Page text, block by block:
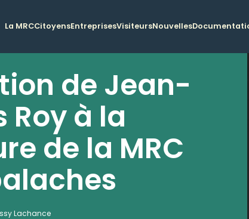
La MRCCitoyensEntreprisesVisiteursNouvelles
de Jean-
Roy à la
de la MRC
Lachance